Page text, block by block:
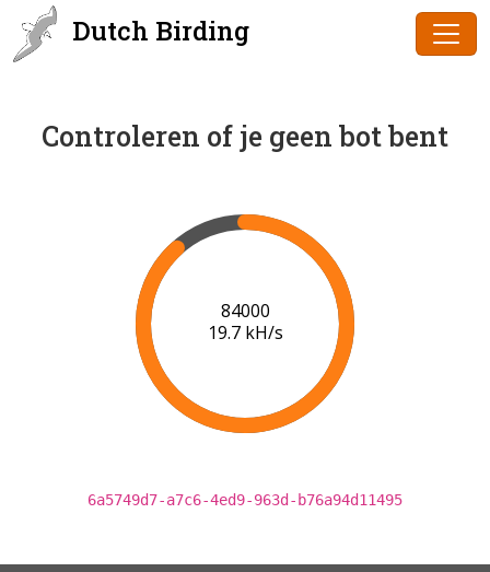
Dutch Birding
Controleren of je geen bot bent
85000
19.7 kH/s
6a5749d7-a7c6-4ed9-963d-b76a94d11495